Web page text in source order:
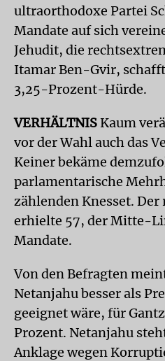
ultraorthodoxe Partei
Mandate auf sich
Jehudit, die
Itamar Ben-Gvir,
3,25-Prozent-Hürde.
VERHÄLTNISKaum
vor der Wahl auch das
Keiner bekäme
parlamentarische
zählenden Knesset.
erhielte 57, der Mitte-
Mandate.
Von den Befragten
Netanjahu besser als
geeignet wäre, für
Prozent. Netanjahu
Anklage wegen